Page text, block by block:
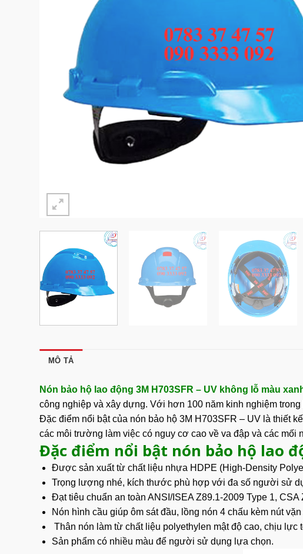
MÔ TẢ
Nón bảo hộ lao động 3M H703SFR – UV không lỗ màu
công nghiệp và xây dựng. Với hơn 100 năm kinh nghiệm
Đặc điểm nổi bật của nón bảo hộ 3M H703SFR – UV là thiết
các môi trường làm việc có nguy cơ cao về va đập và các mối
Đặc điểm nổi bật nón bảo hộ lao
Được sản xuất từ chất liệu nhựa HDPE (High-Density
Trọng lượng nhé, kích thước phù hợp với đa số người sử
Đạt tiêu chuẩn an toàn ANSI/ISEA Z89.1-2009 Type 1, CSA
Nón hình cầu giúp ôm sát đầu, lồng nón 4 chấu kèm nút
Thân nón làm từ chất liệu polyethylen mật độ cao, chịu lực
Sản phẩm có nhiều màu để người sử dụng lựa chọn.